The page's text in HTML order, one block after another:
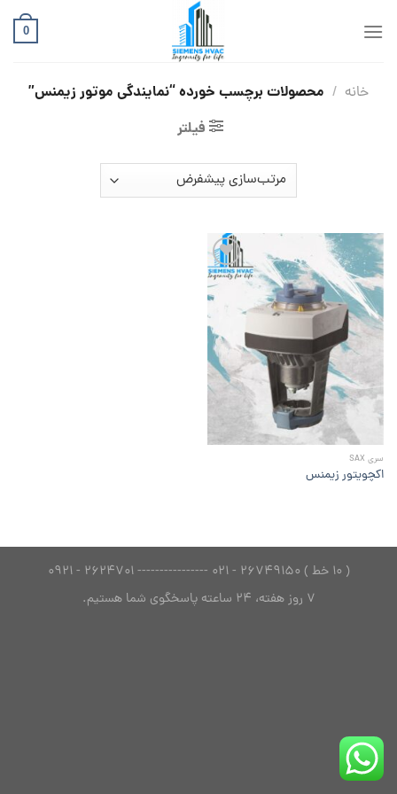
0
خانه / محصولات برچسب خورده “نمایندگی موتور زیمنس”
فیلتر
افزودن
علاقه
مندی
سری SAX
اکچویتور زیمنس
( 10 خط ) 26749150 - 021 ---------------- 2624701 - 0921
7 روز هفته، 24 ساعته پاسخگوی شما هستیم.